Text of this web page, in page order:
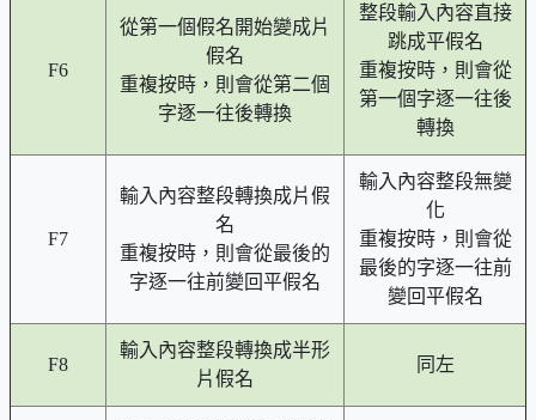
F6
從第一個假名開始變成片
假名
重複按時，則會從第二個
字逐一往後轉換
整段輸入內容直接
跳成平假名
重複按時，則會從
第一個字逐一往後
轉換
F7
輸入內容整段轉換成片假
名
重複按時，則會從最後的
字逐一往前變回平假名
輸入內容整段無變
化
重複按時，則會從
最後的字逐一往前
變回平假名
F8
輸入內容整段轉換成半形
片假名
同左